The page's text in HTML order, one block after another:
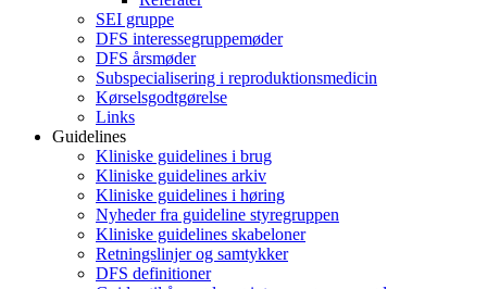
SEI gruppe
DFS interessegruppemøder
DFS årsmøder
Subspecialisering i reproduktionsmedicin
Kørselsgodtgørelse
Links
Guidelines
Kliniske guidelines i brug
Kliniske guidelines arkiv
Kliniske guidelines i høring
Nyheder fra guideline styregruppen
Kliniske guidelines skabeloner
Retningslinjer og samtykker
DFS definitioner